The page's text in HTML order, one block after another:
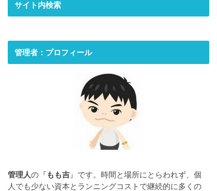
サイト内検索
管理者：プロフィール
管理人の『 もも吉 』です。時間と場所にとらわれず、個
人でも少ない資本とランニングコストで継続的に多くの